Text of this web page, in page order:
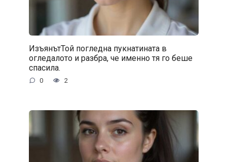
ИзъянътТой погледна пукнатината в
огледалото и разбра, че именно тя го беше
спасила.
0 2